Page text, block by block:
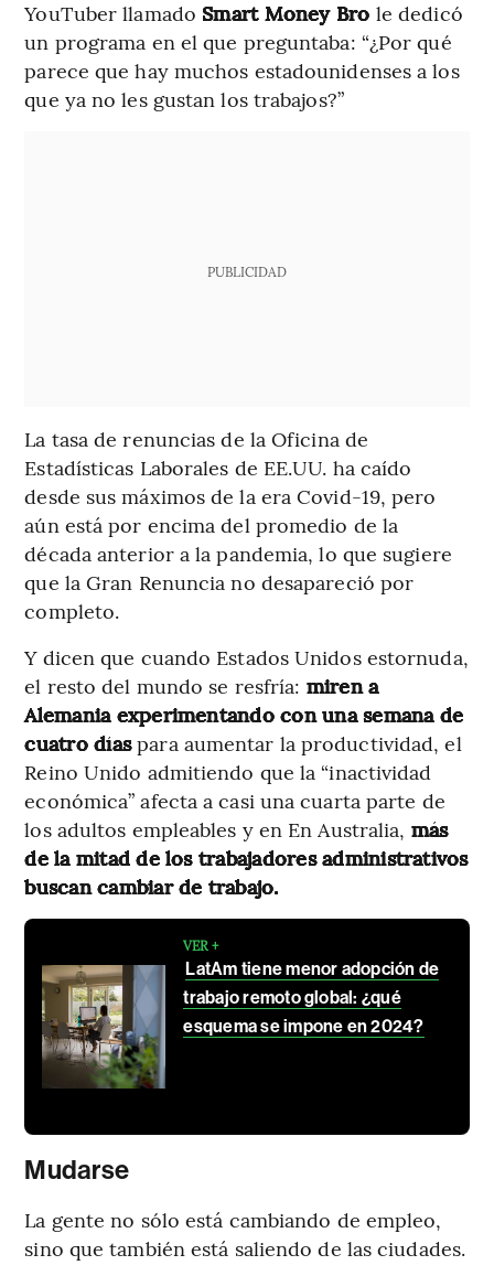
YouTuber llamado Smart Money Bro le dedicó
un programa en el que preguntaba: “¿Por qué
parece que hay muchos estadounidenses a los
que ya no les gustan los trabajos?”
PUBLICIDAD
La tasa de renuncias de la Oficina de
Estadísticas Laborales de EE.UU. ha caído
desde sus máximos de la era Covid-19, pero
aún está por encima del promedio de la
década anterior a la pandemia, lo que sugiere
que la Gran Renuncia no desapareció por
completo.
Y dicen que cuando Estados Unidos estornuda,
el resto del mundo se resfría: miren a
Alemania experimentando con una semana de
cuatro díaspara aumentar la productividad, el
Reino Unido admitiendo que la “inactividad
económica” afecta a casi una cuarta parte de
los adultos empleables y en En Australia, más
de la mitad de los trabajadores administrativos
buscan cambiar de trabajo.
VER +
LatAm tiene menor adopción de
trabajo remoto global: ¿qué
esquema se impone en 2024?
Mudarse
La gente no sólo está cambiando de empleo,
sino que también está saliendo de las ciudades.